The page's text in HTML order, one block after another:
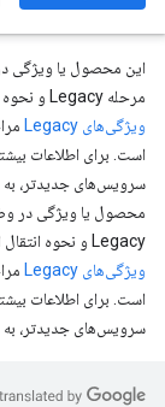
مرحله Legacy و نحوه انتقال از Legacy به سرویس‌های جدیدتر، به
ویژگی‌های Legacy
سرویس‌های جدیدتر، به
Legacy و نحوه انتقال از Legacy به سرویس‌های جدیدتر، به
ویژگی‌های Legacy
سرویس‌های جدیدتر، به